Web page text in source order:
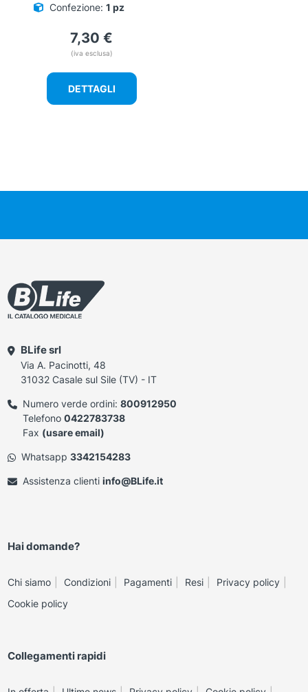
Confezione: 1 pz
7,30 €
(iva esclusa)
DETTAGLI
BLife srl
Via A. Pacinotti, 48
31032 Casale sul Sile (TV) - IT
Numero verde ordini: 800912950
Telefono 0422783738
Fax (usare email)
Whatsapp 3342154283
Assistenza clienti info@BLife.it
Hai domande?
Chi siamo Condizioni Pagamenti Resi
Privacy policy
Cookie policy
Collegamenti rapidi